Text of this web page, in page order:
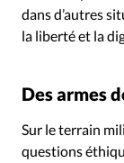
dans d’autres
la liberté et la
Des armes
Sur le terrain
questions